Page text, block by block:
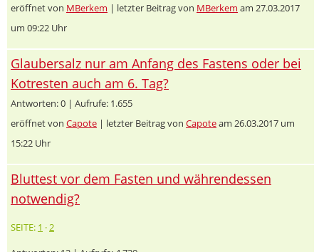
eröffnet von MBerkem | letzter Beitrag von MBerkem am 27.03.2017
um 09:22 Uhr
Glaubersalz nur am Anfang des Fastens oder bei
Kotresten auch am 6. Tag?
Antworten: 0 | Aufrufe: 1.655
eröffnet von Capote | letzter Beitrag von Capoteam 26.03.2017 um
15:22 Uhr
Bluttest vor dem Fasten und währendessen
notwendig?
SEITE: 1 ·2